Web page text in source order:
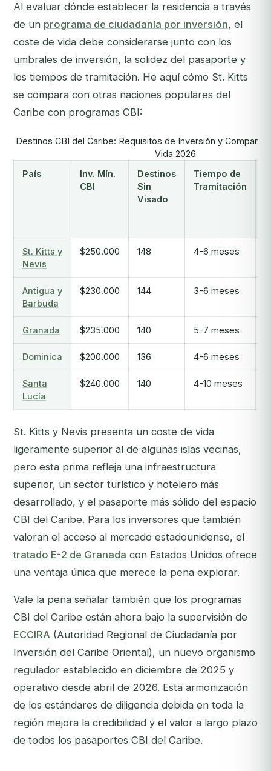
Al evaluar dónde establecer la residencia a través
de un programa de ciudadanía por inversión, el
coste de vida debe considerarse junto con los
umbrales de inversión, la solidez del pasaporte y
los tiempos de tramitación. He aquí cómo St. Kitts
se compara con otras naciones populares del
Caribe con programas CBI:
Destinos CBI del Caribe: Requisitos de Inversión y
Vida 2026
País
Inv. Mín.
CBI
Destinos
Sin
Visado
Tiempo de
Tramitación
St. Kitts y
Nevis
$250.000 148 4-6 meses
Antigua y
Barbuda
$230.000 144 3-6 meses
Granada $235.000 140 5-7 meses
Dominica $200.000 136 4-6 meses
Santa
Lucía
$240.000 140 4-10 meses
St. Kitts y Nevis presenta un coste de vida
ligeramente superior al de algunas islas vecinas,
pero esta prima refleja una infraestructura
superior, un sector turístico y hotelero más
desarrollado, y el pasaporte más sólido del espacio
CBI del Caribe. Para los inversores que también
valoran el acceso al mercado estadounidense, el
tratado E-2 de Granada con Estados Unidos ofrece
una ventaja única que merece la pena explorar.
Vale la pena señalar también que los programas
CBI del Caribe están ahora bajo la supervisión de
ECCIRA (Autoridad Regional de Ciudadanía por
Inversión del Caribe Oriental), un nuevo organismo
regulador establecido en diciembre de 2025 y
operativo desde abril de 2026. Esta armonización
de los estándares de diligencia debida en toda la
región mejora la credibilidad y el valor a largo plazo
de todos los pasaportes CBI del Caribe.